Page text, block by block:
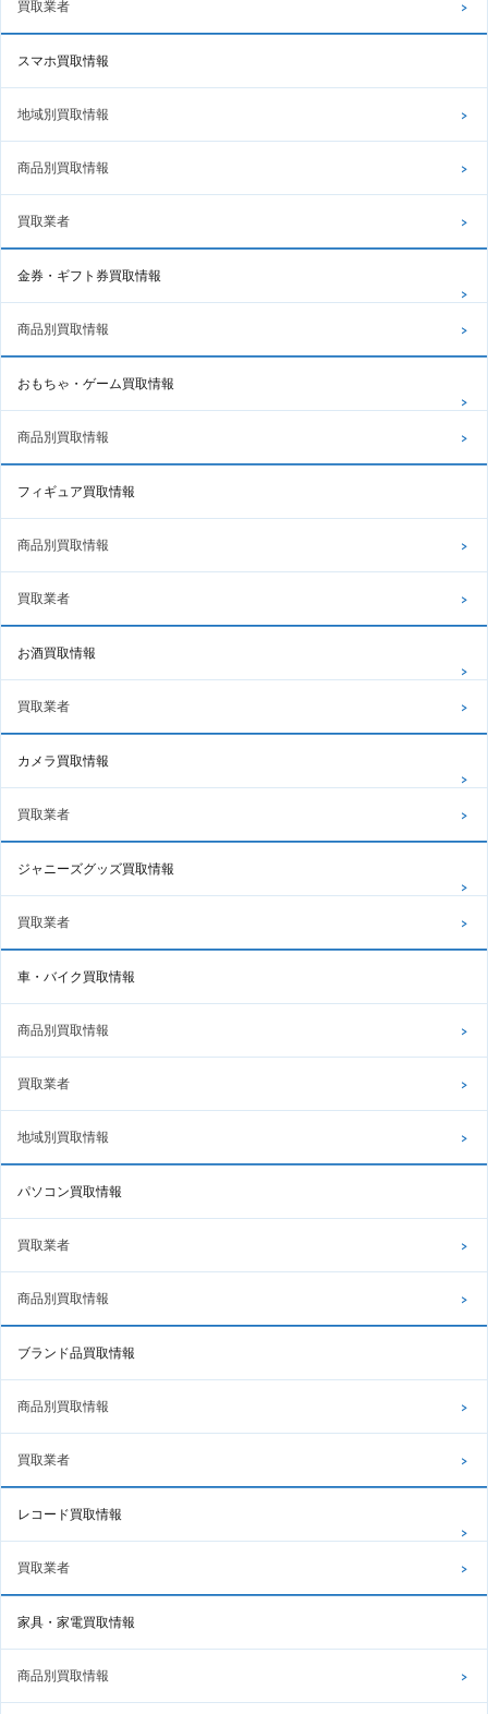
買取業者
スマホ買取情報
地域別買取情報
商品別買取情報
買取業者
金券・ギフト券買取情報
商品別買取情報
おもちゃ・ゲーム買取情報
商品別買取情報
フィギュア買取情報
商品別買取情報
買取業者
お酒買取情報
買取業者
カメラ買取情報
買取業者
ジャニーズグッズ買取情報
買取業者
車・バイク買取情報
商品別買取情報
買取業者
地域別買取情報
パソコン買取情報
買取業者
商品別買取情報
ブランド品買取情報
商品別買取情報
買取業者
レコード買取情報
買取業者
家具・家電買取情報
商品別買取情報